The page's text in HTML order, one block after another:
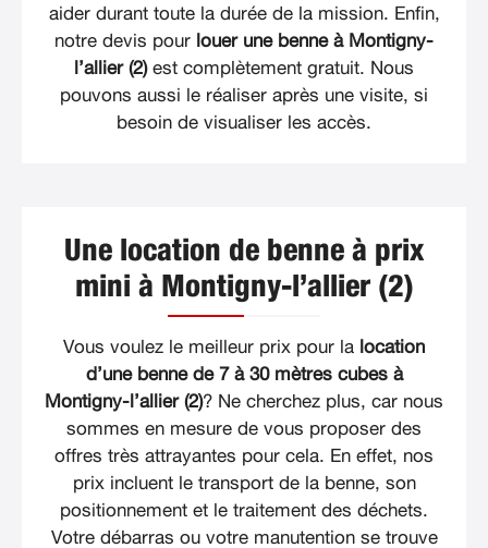
aider durant toute la durée de la mission. Enfin,
notre devis pour louer une benne à Montigny-
l’allier (2)est complètement gratuit. Nous
pouvons aussi le réaliser après une visite, si
besoin de visualiser les accès.
Une location de benne à prix
mini à Montigny-l’allier (2)
Vous voulez le meilleur prix pour la location
d’une benne de 7 à 30 mètres cubes à
Montigny-l’allier (2)? Ne cherchez plus, car nous
sommes en mesure de vous proposer des
offres très attrayantes pour cela. En effet, nos
prix incluent le transport de la benne, son
positionnement et le traitement des déchets.
Votre débarras ou votre manutention se trouve